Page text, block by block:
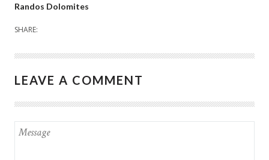
Randos Dolomites
SHARE:
LEAVE A COMMENT